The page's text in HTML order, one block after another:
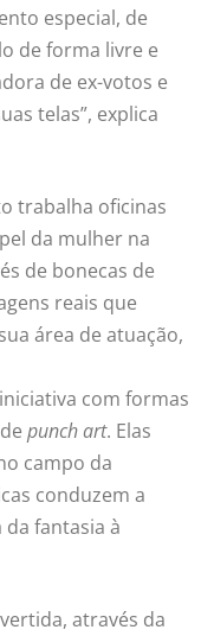
especial, de
de forma livre e
de ex-votos e
telas”, explica
trabalha oficinas
da mulher na
de bonecas de
reais que
área de atuação,
com formas
punch art. Elas
campo da
conduzem a
fantasia à
através da